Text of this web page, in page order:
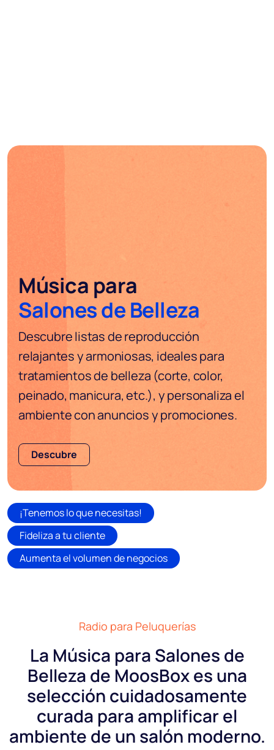
Música para
Salones de Belleza
Descubre listas de reproducción
relajantes y armoniosas, ideales para
tratamientos de belleza (corte, color,
peinado, manicura, etc.), y personaliza el
ambiente con anuncios y promociones.
Descubre
¡Tenemos lo que necesitas!
Fideliza a tu cliente
Aumenta el volumen de negocios
Radio para Peluquerías
La Música para Salones de
Belleza de MoosBox es una
selección cuidadosamente
curada para amplificar el
ambiente de un salón moderno.